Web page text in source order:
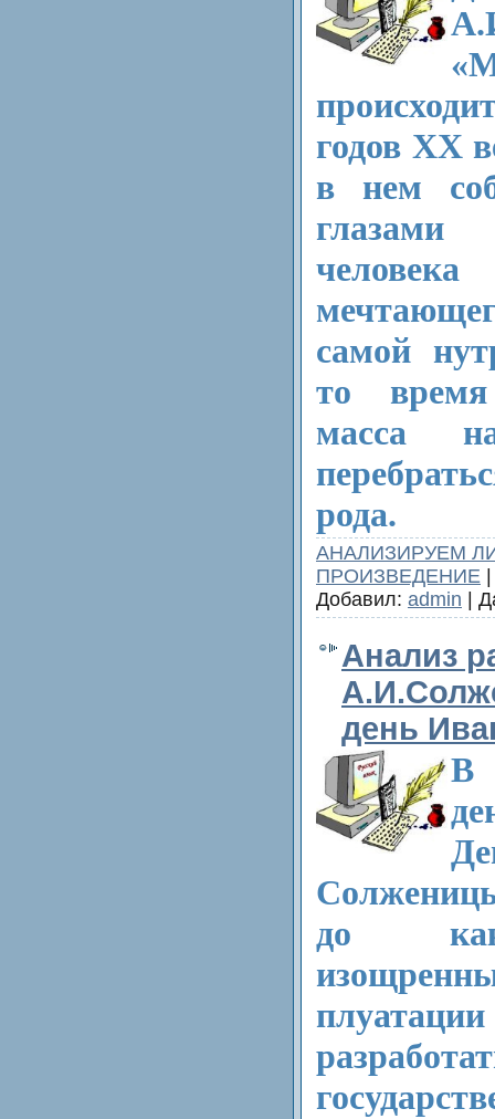
годов XX
в нем
глазами
самой
то
масса
рода.
АНАЛИЗИРУЕМ
ПРОИЗВЕДЕНИЕ
Добавил: admin |
Анализ
день
В
до